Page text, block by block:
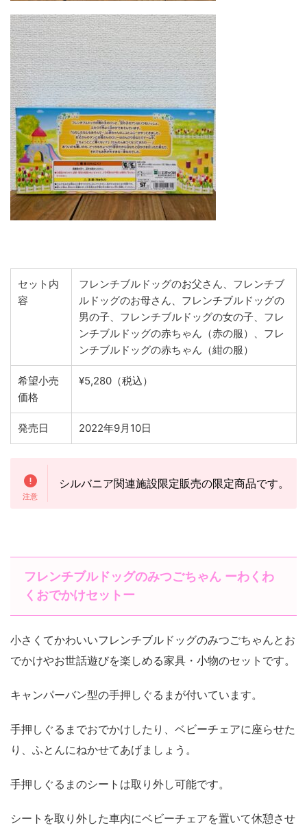
セット内
容
フレンチブルドッグのお父さん、フレンチブ
ルドッグのお母さん、フレンチブルドッグの
男の子、フレンチブルドッグの女の子、フレ
ンチブルドッグの赤ちゃん（赤の服）、フレ
ンチブルドッグの赤ちゃん（紺の服）
希望小売
価格
¥5,280（税込）
発売日 2022年9月10日
シルバニア関連施設限定販売の限定商品です。
フレンチブルドッグのみつごちゃん ーわくわ
くおでかけセットー
小さくてかわいいフレンチブルドッグのみつごちゃんとお
でかけやお世話遊びを楽しめる家具・小物のセットです。
キャンパーバン型の手押しぐるまが付いています。
手押しぐるまでおでかけしたり、ベビーチェアに座らせた
り、ふとんにねかせてあげましょう。
手押しぐるまのシートは取り外し可能です。
シートを取り外した車内にベビーチェアを置いて休憩させ